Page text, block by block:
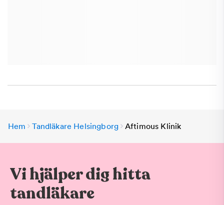
Hem Tandläkare Helsingborg Aftimous Klinik
Vi hjälper dig hitta
tandläkare